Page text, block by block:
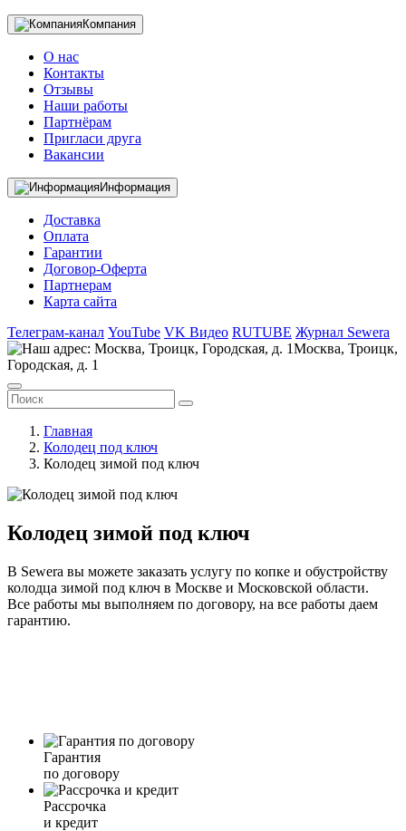
Компания
О нас
Контакты
Отзывы
Наши работы
Партнёрам
Пригласи друга
Вакансии
Информация
Доставка
Оплата
Гарантии
Договор-Оферта
Партнерам
Карта сайта
Телеграм-канал YouTube VK Видео RUTUBE Журнал Sewera
Москва, Троицк,
Городская, д. 1
Главная
Колодец под ключ
Колодец зимой под ключ
Колодец зимой под ключ
В Sewera вы можете заказать услугу по копке и обустройству
колодца зимой под ключ в Москве и Московской области.
Все работы мы выполняем по договору, на все работы даем
гарантию.
Гарантия
по договору
Рассрочка
и кредит